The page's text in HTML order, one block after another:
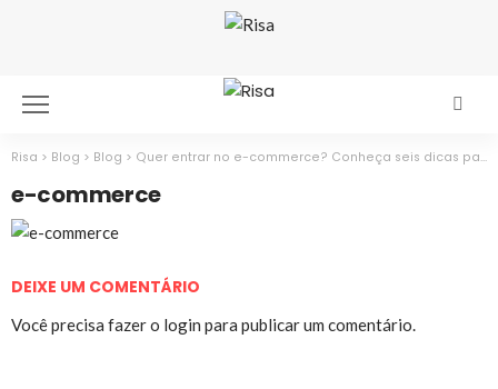
Risa > Blog > Blog > Quer entrar no e-commerce? Conheça seis dicas para você vencer nessa área.
e-commerce
DEIXE UM COMENTÁRIO
Você precisa fazer o login para publicar um comentário.